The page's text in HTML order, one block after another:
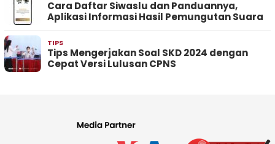
Cara Daftar Siwaslu dan Panduannya,
Aplikasi Informasi Hasil Pemungutan Suara
TIPS
Tips Mengerjakan Soal SKD 2024 dengan
Cepat Versi Lulusan CPNS